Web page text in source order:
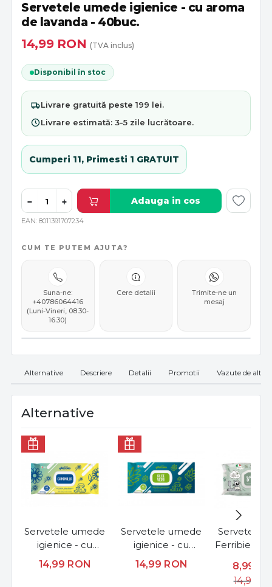
Servetele umede igienice - cu aroma
de lavanda - 40buc.
14,99 RON (TVA inclus)
Disponibil în stoc
Livrare gratuită peste 199 lei.
Livrare estimată: 3-5 zile lucrătoare.
Cumperi 11, Primesti 1 GRATUIT
EAN 8011391707234
− + Adauga in cos
CUM TE PUTEM AJUTA?
Suna-ne:
+40786064416
(Luni-Vineri, 08:30-
16:30)
Cere detalii
Trimite-ne un
mesaj
Alternative Descriere Detalii Promotii Vazute de altii
Alternative
Servetele umede
igienice - cu
aroma de musetel
- 40buc.
14,99 RON
Servetele umede
igienice - cu
aroma de aloe
vera - 40buc.
14,99 RON
Servetele
Ferribiella -
8,99
14,99